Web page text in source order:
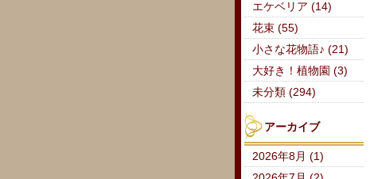
エケベリア (14)
花束 (55)
小さな花物語♪ (21)
大好き！植物園 (3)
未分類 (294)
アーカイブ
2026年8月 (1)